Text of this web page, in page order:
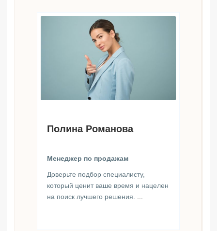
Полина Романова
Менеджер по продажам
Доверьте подбор специалисту,
который ценит ваше время и нацелен
на поиск лучшего решения.